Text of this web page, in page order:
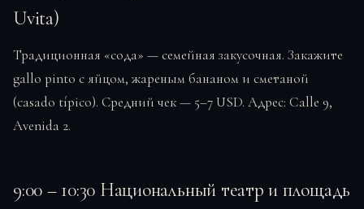
Uvita)
Традиционная «сода» — семейная закусочная. Закажите
gallo pinto с яйцом, жареным бананом и сметаной
(casado típico). Средний чек — 5–7 USD. Адрес: Calle 9,
Avenida 2.
9:00 – 10:30 Национальный театр и площадь